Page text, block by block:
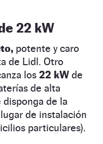
22 kW
potente y caro
de Lidl. Otro
los 22 kW de
de alta
de la
de instalación
particulares).